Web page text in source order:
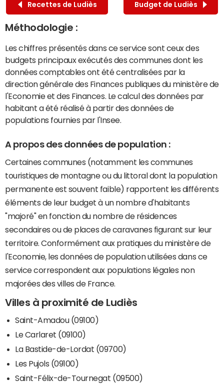
Recettes de Ludiès Budget de Ludiès
Méthodologie :
Les chiffres présentés dans ce service sont ceux des
budgets principaux exécutés des communes dont les
données comptables ont été centralisées par la
direction générale des Finances publiques du ministère de
l'Economie et des Finances. Le calcul des données par
habitant a été réalisé à partir des données de
populations fournies par l'Insee.
A propos des données de population :
Certaines communes (notamment les communes
touristiques de montagne ou du littoral dont la population
permanente est souvent faible) rapportent les différents
éléments de leur budget à un nombre d'habitants
"majoré" en fonction du nombre de résidences
secondaires ou de places de caravanes figurant sur leur
territoire. Conformément aux pratiques du ministère de
l'Economie, les données de population utilisées dans ce
service correspondent aux populations légales non
majorées des villes de France.
Villes à proximité de Ludiès
Saint-Amadou (09100)
Le Carlaret (09100)
La Bastide-de-Lordat (09700)
Les Pujols (09100)
Saint-Félix-de-Tournegat (09500)